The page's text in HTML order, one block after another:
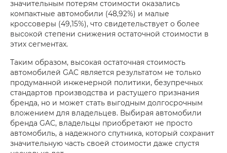
значительным потерям стоимости оказались
компактные автомобили (48,92%) и малые
кроссоверы (49,15%), что свидетельствует о более
высокой степени снижения остаточной стоимости в
этих сегментах.
Таким образом, высокая остаточная стоимость
автомобилей GAC является результатом не только
продуманной инженерной политики, безупречных
стандартов производства и растущего признания
бренда, но и может стать выгодным долгосрочным
вложением для владельцев. Выбирая автомобили
бренда GAC, владельцы приобретают не просто
автомобиль, а надежного спутника, который сохранит
значительную часть своей стоимости даже спустя